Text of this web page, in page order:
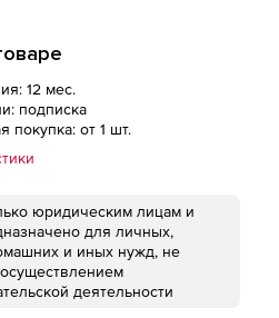
12 мес.
подписка
покупка: от 1 шт.
юридическим лицам и
для личных,
и иных нужд, не
деятельности